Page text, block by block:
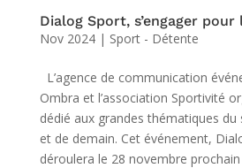
Dialog Sport, s’engager
Nov 2024 | Sport - Détente
L’agence de communication
Ombra et l’association Sportivité
dédié aux grandes thématiques du
et de demain. Cet événement,
déroulera le 28 novembre prochain